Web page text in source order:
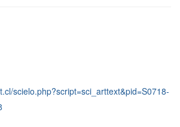
scielo.php?script=sci_arttext&pid=S0718-